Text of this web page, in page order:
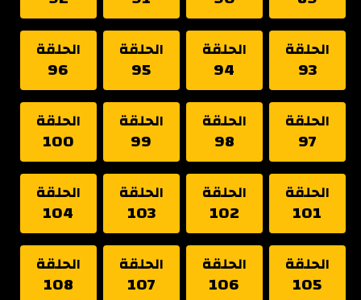
الحلقة
93
الحلقة
94
الحلقة
95
الحلقة
96
الحلقة
97
الحلقة
98
الحلقة
99
الحلقة
100
الحلقة
101
الحلقة
102
الحلقة
103
الحلقة
104
الحلقة
105
الحلقة
106
الحلقة
107
الحلقة
108